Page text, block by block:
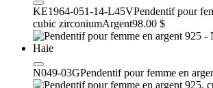
KE1964-051-14-L45VPendentif pour
cubic zirconiumArgent98.00 $
N049-03GPendentif pour femme en